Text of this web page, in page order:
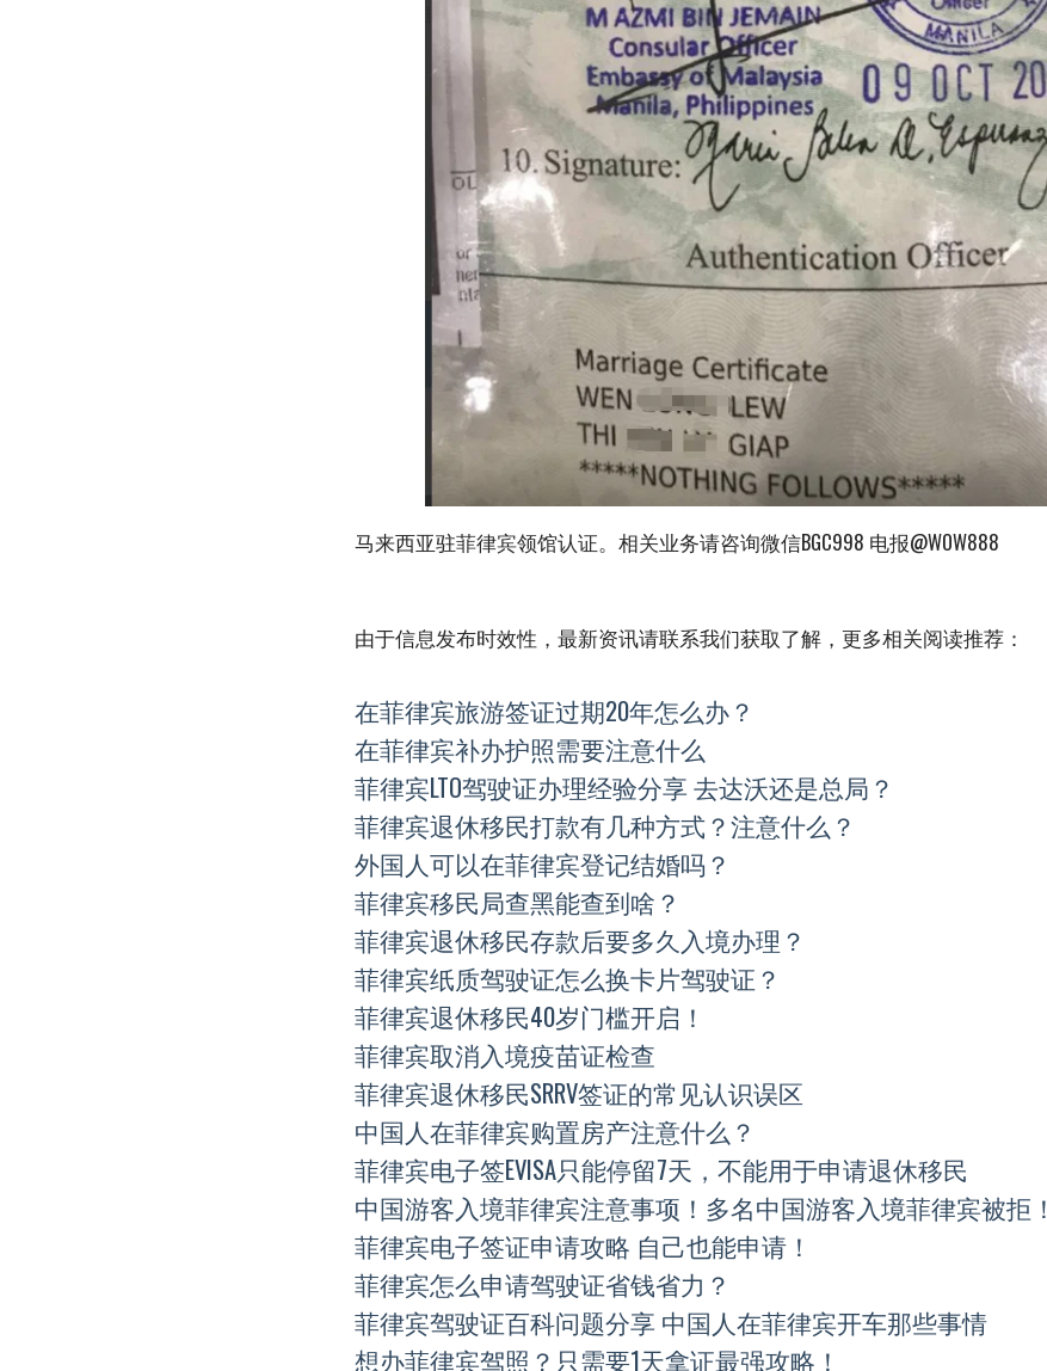
马来西亚驻菲律宾领馆认证。相关业务请咨询微信BGC998 电报@WOW888
由于信息发布时效性，最新资讯请联系我们获取了解，更多相关阅读推荐：
在菲律宾旅游签证过期20年怎么办？
在菲律宾补办护照需要注意什么
菲律宾LTO驾驶证办理经验分享 去达沃还是总局？
菲律宾退休移民打款有几种方式？注意什么？
外国人可以在菲律宾登记结婚吗？
菲律宾移民局查黑能查到啥？
菲律宾退休移民存款后要多久入境办理？
菲律宾纸质驾驶证怎么换卡片驾驶证？
菲律宾退休移民40岁门槛开启！
菲律宾取消入境疫苗证检查
菲律宾退休移民SRRV签证的常见认识误区
中国人在菲律宾购置房产注意什么？
菲律宾电子签EVISA只能停留7天，不能用于申请退休移民
中国游客入境菲律宾注意事项！多名中国游客入境菲律宾被拒！
菲律宾电子签证申请攻略 自己也能申请！
菲律宾怎么申请驾驶证省钱省力？
菲律宾驾驶证百科问题分享 中国人在菲律宾开车那些事情
想办菲律宾驾照？只需要1天拿证最强攻略！